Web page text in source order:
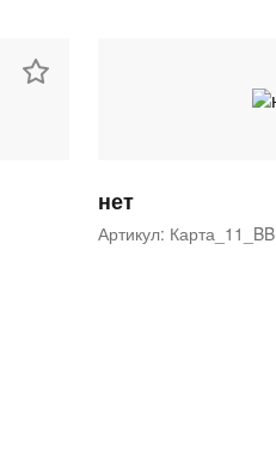
нет
Артикул: Карта_11_BB